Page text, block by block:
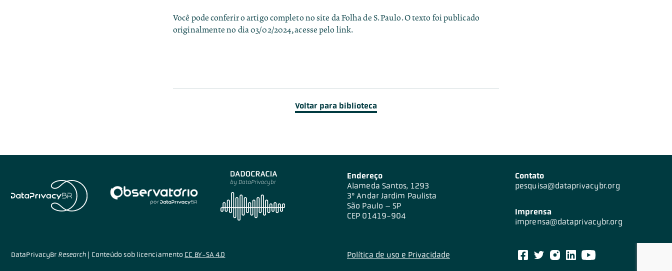
Você pode conferir o artigo completo no site da Folha de S. Paulo. O texto foi publicado
originalmente no dia 03/02/2024, acesse pelo link.
Voltar para biblioteca
Endereço
Alameda Santos, 1293
3º Andar Jardim Paulista
São Paulo – SP
CEP 01419-904
Contato
pesquisa@dataprivacybr.org
Imprensa
imprensa@dataprivacybr.org
DataPrivacyBr Research | Conteúdo sob licenciamento CC BY-SA 4.0 Política de uso e Privacidade